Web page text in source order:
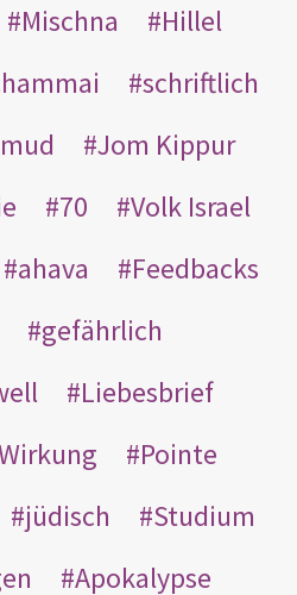
Mischna
Hillel
schriftlich
Jom Kippur
70
Volk Israel
ahava
Feedbacks
gefährlich
Liebesbrief
Pointe
jüdisch
Studium
Apokalypse